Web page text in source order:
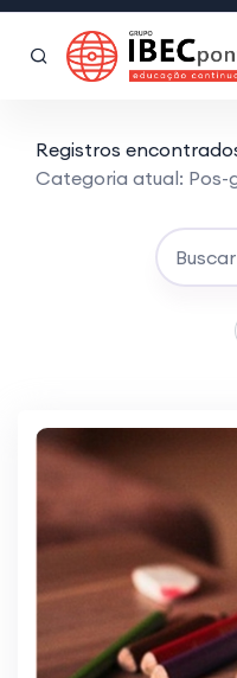
Registros
Categoria atual: Pos-